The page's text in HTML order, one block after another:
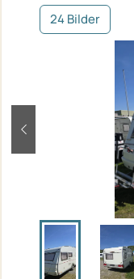
24 Bilder
zurück